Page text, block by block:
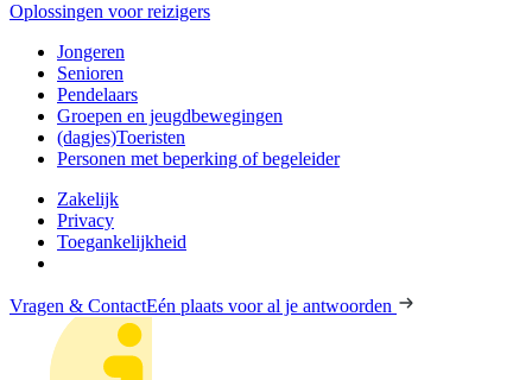
Oplossingen voor reizigers
Jongeren
Senioren
Pendelaars
Groepen en jeugdbewegingen
(dagjes)Toeristen
Personen met beperking of begeleider
Zakelijk
Privacy
Toegankelijkheid
Vragen & ContactEén plaats voor al je antwoorden